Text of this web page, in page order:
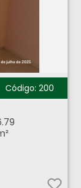
Código: 200